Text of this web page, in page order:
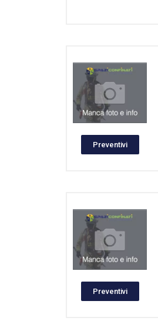
Preventivi
Preventivi